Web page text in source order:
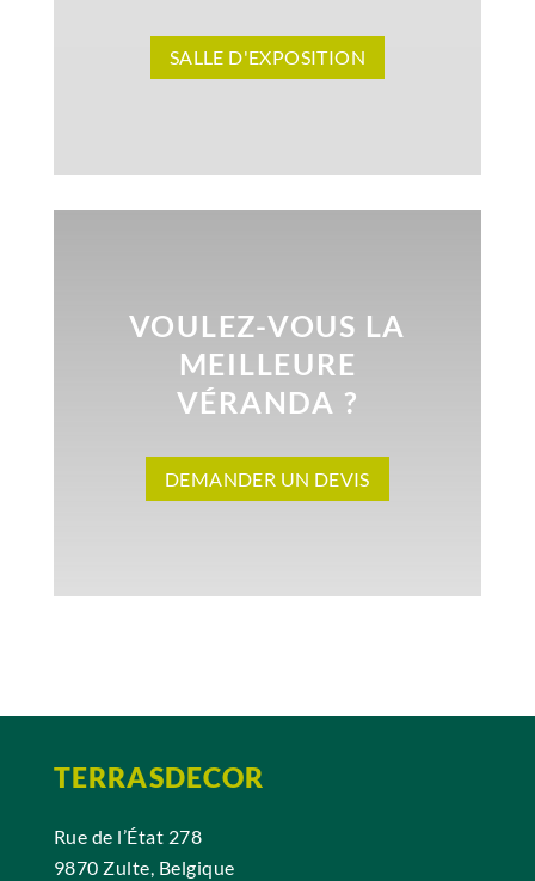
SALLE D'EXPOSITION
VOULEZ-VOUS LA
MEILLEURE
VÉRANDA ?
DEMANDER UN DEVIS
TERRASDECOR
Rue de l’État 278
9870 Zulte, Belgique